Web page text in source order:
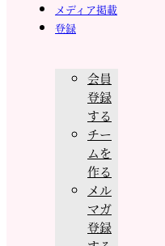
メディア掲載
登録
会員
登録
する
チー
ムを
作る
メル
マガ
登録